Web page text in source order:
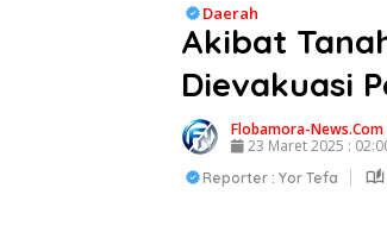
Daerah
Akibat
Dievakuasi
Flobamora-News.Com
23 Maret 2025 :
Reporter : Yor Tefa